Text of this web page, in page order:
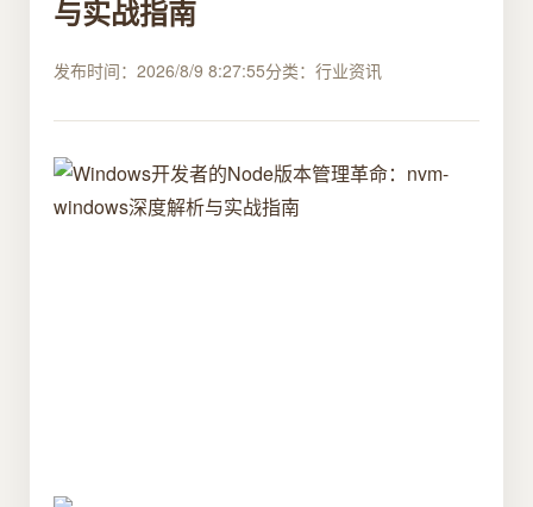
与实战指南
发布时间：2026/8/9 8:27:55分类：行业资讯